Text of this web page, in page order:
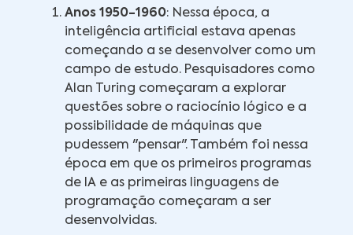
Anos 1950-1960: Nessa época, a
inteligência artificial estava apenas
começando a se desenvolver como um
campo de estudo. Pesquisadores como
Alan Turing começaram a explorar
questões sobre o raciocínio lógico e a
possibilidade de máquinas que
pudessem "pensar". Também foi nessa
época em que os primeiros programas
de IA e as primeiras linguagens de
programação começaram a ser
desenvolvidas.